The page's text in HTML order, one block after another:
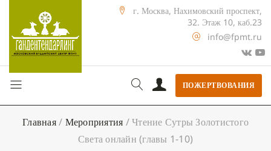
г. Москва, Нахимовский проспект,
32. Этаж 10, каб.23
info@fpmt.ru
ПОЖЕРТВОВАНИЯ
Главная/ Мероприятия /Чтение Сутры Золотистого
Света онлайн (главы 1-10)